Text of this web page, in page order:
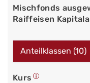
Mischfonds
Raiffeisen
Anteilklassen (10)
Kurs